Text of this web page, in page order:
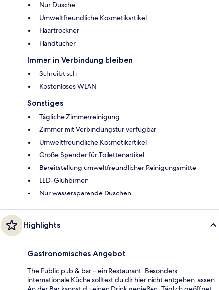
Nur Dusche
Umweltfreundliche Kosmetikartikel
Haartrockner
Handtücher
Immer in Verbindung bleiben
Schreibtisch
Kostenloses WLAN
Sonstiges
Tägliche Zimmerreinigung
Zimmer mit Verbindungstür verfügbar
Umweltfreundliche Kosmetikartikel
Große Spender für Toilettenartikel
Bereitstellung umweltfreundlicher Reinigungsmittel
LED-Glühbirnen
Nur wassersparende Duschen
Highlights
Gastronomisches Angebot
The Public pub & bar – ein Restaurant. Besonders
internationale Küche solltest du dir hier nicht entgehen lassen.